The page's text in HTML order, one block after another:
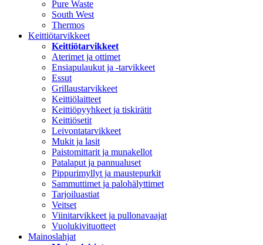
Pure Waste
South West
Thermos
Keittiötarvikkeet
Keittiötarvikkeet
Aterimet ja ottimet
Ensiapulaukut ja -tarvikkeet
Essut
Grillaustarvikkeet
Keittiölaitteet
Keittiöpyyhkeet ja tiskirätit
Keittiösetit
Leivontatarvikkeet
Mukit ja lasit
Paistomittarit ja munakellot
Patalaput ja pannualuset
Pippurimyllyt ja maustepurkit
Sammuttimet ja palohälyttimet
Tarjoiluastiat
Veitset
Viinitarvikkeet ja pullonavaajat
Vuolukivituotteet
Mainoslahjat